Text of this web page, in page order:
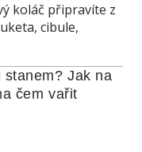
koláč připravíte z
cibule,
stanem? Jak na
čem vařit